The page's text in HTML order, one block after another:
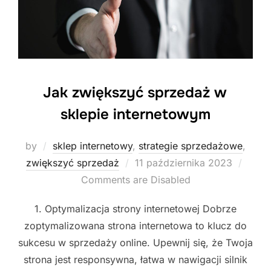
Jak zwiększyć sprzedaż w
sklepie internetowym
by sklep internetowy, strategie sprzedażowe,
zwiększyć sprzedaż
Posted
on
11 października 2023
Comments are Disabled
1. Optymalizacja strony internetowej Dobrze
zoptymalizowana strona internetowa to klucz do
sukcesu w sprzedaży online. Upewnij się, że Twoja
strona jest responsywna, łatwa w nawigacji silnik